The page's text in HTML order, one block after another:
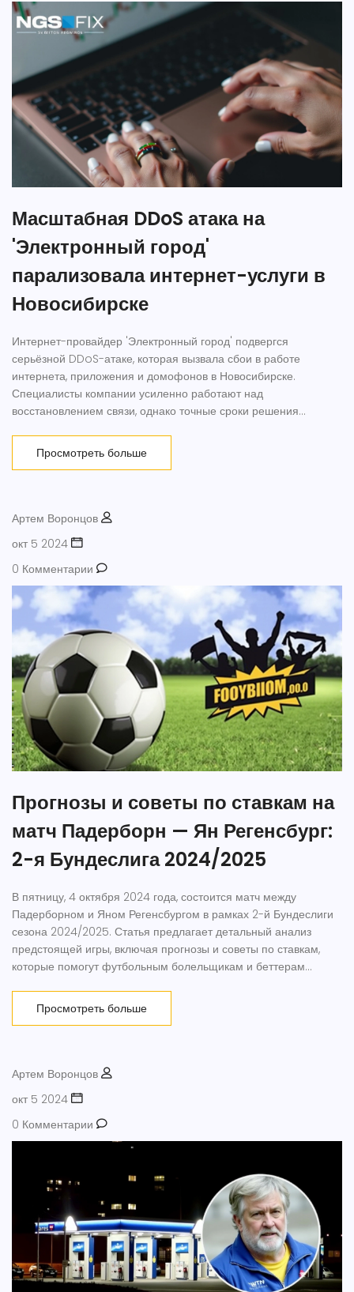
Масштабная DDoS атака на
'Электронный город'
парализовала интернет-услуги в
Новосибирске
Интернет-провайдер 'Электронный город' подвергся
серьёзной DDoS-атаке, которая вызвала сбои в работе
интернета, приложения и домофонов в Новосибирске.
Специалисты компании усиленно работают над
восстановлением связи, однако точные сроки решения
ресурсу чрезмерно затруднён для пользователей.
Просмотреть больше
Артем Воронцов
окт 5 2024
0 Комментарии
Прогнозы и советы по ставкам на
матч Падерборн — Ян Регенсбург:
2-я Бундеслига 2024/2025
В пятницу, 4 октября 2024 года, состоится матч между
Падерборном и Яном Регенсбургом в рамках 2-й Бундеслиги
сезона 2024/2025. Статья предлагает детальный анализ
предстоящей игры, включая прогнозы и советы по ставкам,
которые помогут футбольным болельщикам и беттерам
команд, их ключевые игроки и возможные тактики на поле.
Просмотреть больше
Артем Воронцов
окт 5 2024
0 Комментарии